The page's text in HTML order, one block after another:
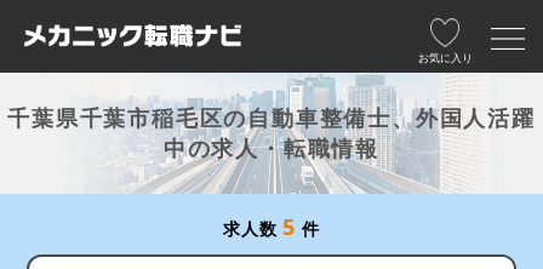
お気に入り
千葉県千葉市稲毛区の自動車整備士、外国人活躍
中の求人・転職情報
求人数 5 件